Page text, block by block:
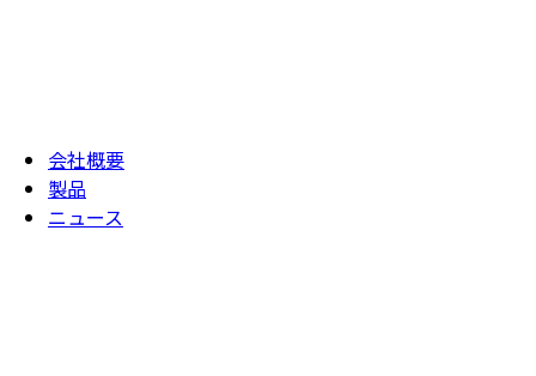
会社概要
製品
ニュース